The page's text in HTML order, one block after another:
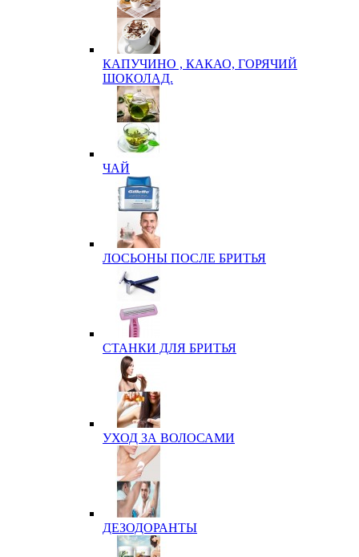
КАПУЧИНО , КАКАО, ГОРЯЧИЙ
ШОКОЛАД.
ЧАЙ
ЛОСЬОНЫ ПОСЛЕ БРИТЬЯ
СТАНКИ ДЛЯ БРИТЬЯ
УХОД ЗА ВОЛОСАМИ
ДЕЗОДОРАНТЫ